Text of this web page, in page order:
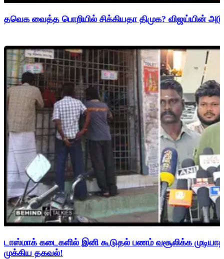
தவெக வைத்த பொறியில் சிக்கியதா திமுக? விஜய்யின்
டாஸ்மாக் கடைகளில் இனி கூடுதல் பணம் வசூலிக்க
முக்கிய தகவல்!